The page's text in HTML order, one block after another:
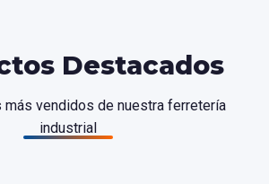
Destacados
más vendidos de nuestra ferretería
industrial